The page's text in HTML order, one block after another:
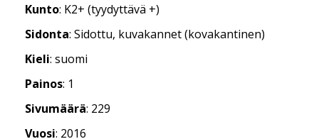
Kunto: K2+ (tyydyttävä +)
Sidonta: Sidottu, kuvakannet (kovakantinen)
Kieli: suomi
Painos: 1
Sivumäärä: 229
Vuosi: 2016